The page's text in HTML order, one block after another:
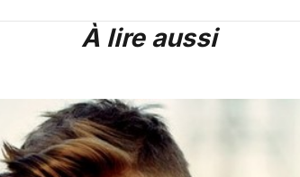
À lire aussi